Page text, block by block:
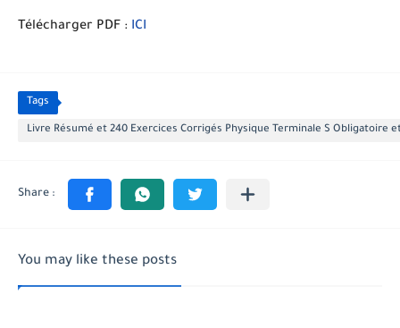
Télécharger PDF : ICI
Tags
Livre Résumé et 240 Exercices Corrigés Physique Terminale S Obligatoire
You may like these posts